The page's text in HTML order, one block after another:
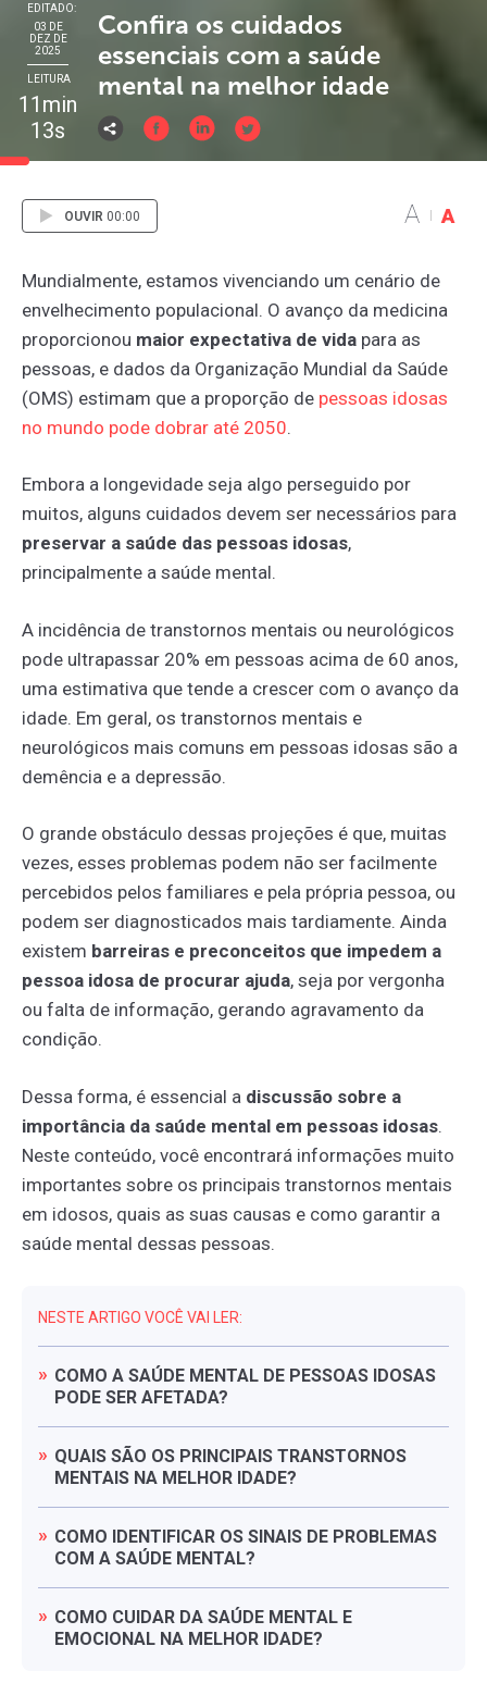
Confira os cuidados
essenciais com a saúde
mental na melhor idade
EDITADO:
03 DE
DEZ DE
2025
LEITURA
11min
13s
OUVIR 00:00 A A
Mundialmente, estamos vivenciando um cenário de
envelhecimento populacional. O avanço da medicina
proporcionou maior expectativa de vida para as
pessoas, e dados da Organização Mundial da Saúde
(OMS) estimam que a proporção de pessoas idosas
no mundo pode dobrar até 2050.
Embora a longevidade seja algo perseguido por
muitos, alguns cuidados devem ser necessários para
preservar a saúde das pessoas idosas,
principalmente a saúde mental.
A incidência de transtornos mentais ou neurológicos
pode ultrapassar 20% em pessoas acima de 60 anos,
uma estimativa que tende a crescer com o avanço da
idade. Em geral, os transtornos mentais e
neurológicos mais comuns em pessoas idosas são a
demência e a depressão.
O grande obstáculo dessas projeções é que, muitas
vezes, esses problemas podem não ser facilmente
percebidos pelos familiares e pela própria pessoa, ou
podem ser diagnosticados mais tardiamente. Ainda
existem barreiras e preconceitos que impedem a
pessoa idosa de procurar ajuda, seja por vergonha
ou falta de informação, gerando agravamento da
condição.
Dessa forma, é essencial a discussão sobre a
importância da saúde mental em pessoas idosas.
Neste conteúdo, você encontrará informações muito
importantes sobre os principais transtornos mentais
em idosos, quais as suas causas e como garantir a
saúde mental dessas pessoas.
NESTE ARTIGO VOCÊ VAI LER:
COMO A SAÚDE MENTAL DE PESSOAS IDOSAS
PODE SER AFETADA?
QUAIS SÃO OS PRINCIPAIS TRANSTORNOS
MENTAIS NA MELHOR IDADE?
COMO IDENTIFICAR OS SINAIS DE PROBLEMAS
COM A SAÚDE MENTAL?
COMO CUIDAR DA SAÚDE MENTAL E
EMOCIONAL NA MELHOR IDADE?